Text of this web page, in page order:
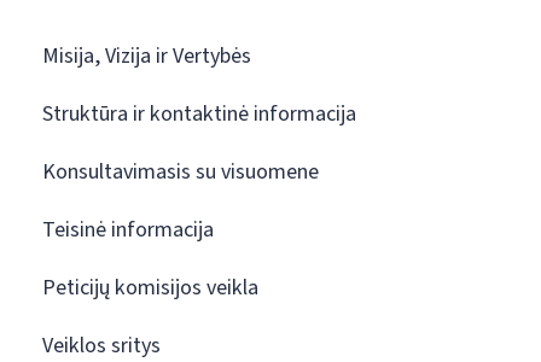
Misija, Vizija ir Vertybės
Struktūra ir kontaktinė informacija
Konsultavimasis su visuomene
Teisinė informacija
Peticijų komisijos veikla
Veiklos sritys